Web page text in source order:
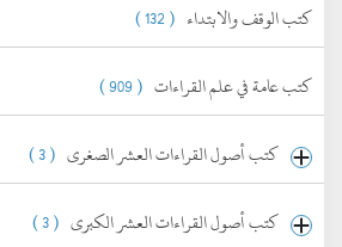
كتب الوقف والابتداء ( 132 )
كتب عامة في علم القراءات ( 909 )
كتب أصول القراءات العشر الصغرى ( 3 )
كتب أصول القراءات العشر الكبرى ( 3 )